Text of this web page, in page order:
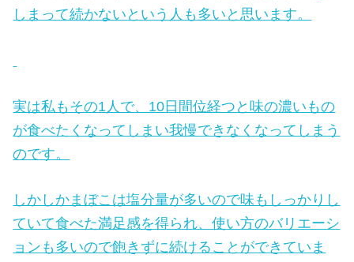
しまって続かないという人も多いと思います。
実は私もその1人で、10日間位経つと味の濃いもの
が食べたくなってしまい我慢できなくなってしまう
のです。
しかしかまぼこは塩分量が多いので味もしっかりし
ていて食べた満足感を得られ、使い方のバリエーシ
ョンも多いので飽きずに続けることができていま